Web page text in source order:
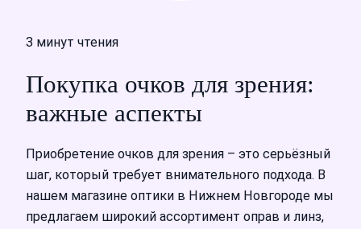
3 минут чтения
Покупка очков для зрения:
важные аспекты
Приобретение очков для зрения – это серьёзный
шаг, который требует внимательного подхода. В
нашем магазине оптики в Нижнем Новгороде мы
предлагаем широкий ассортимент оправ и линз,